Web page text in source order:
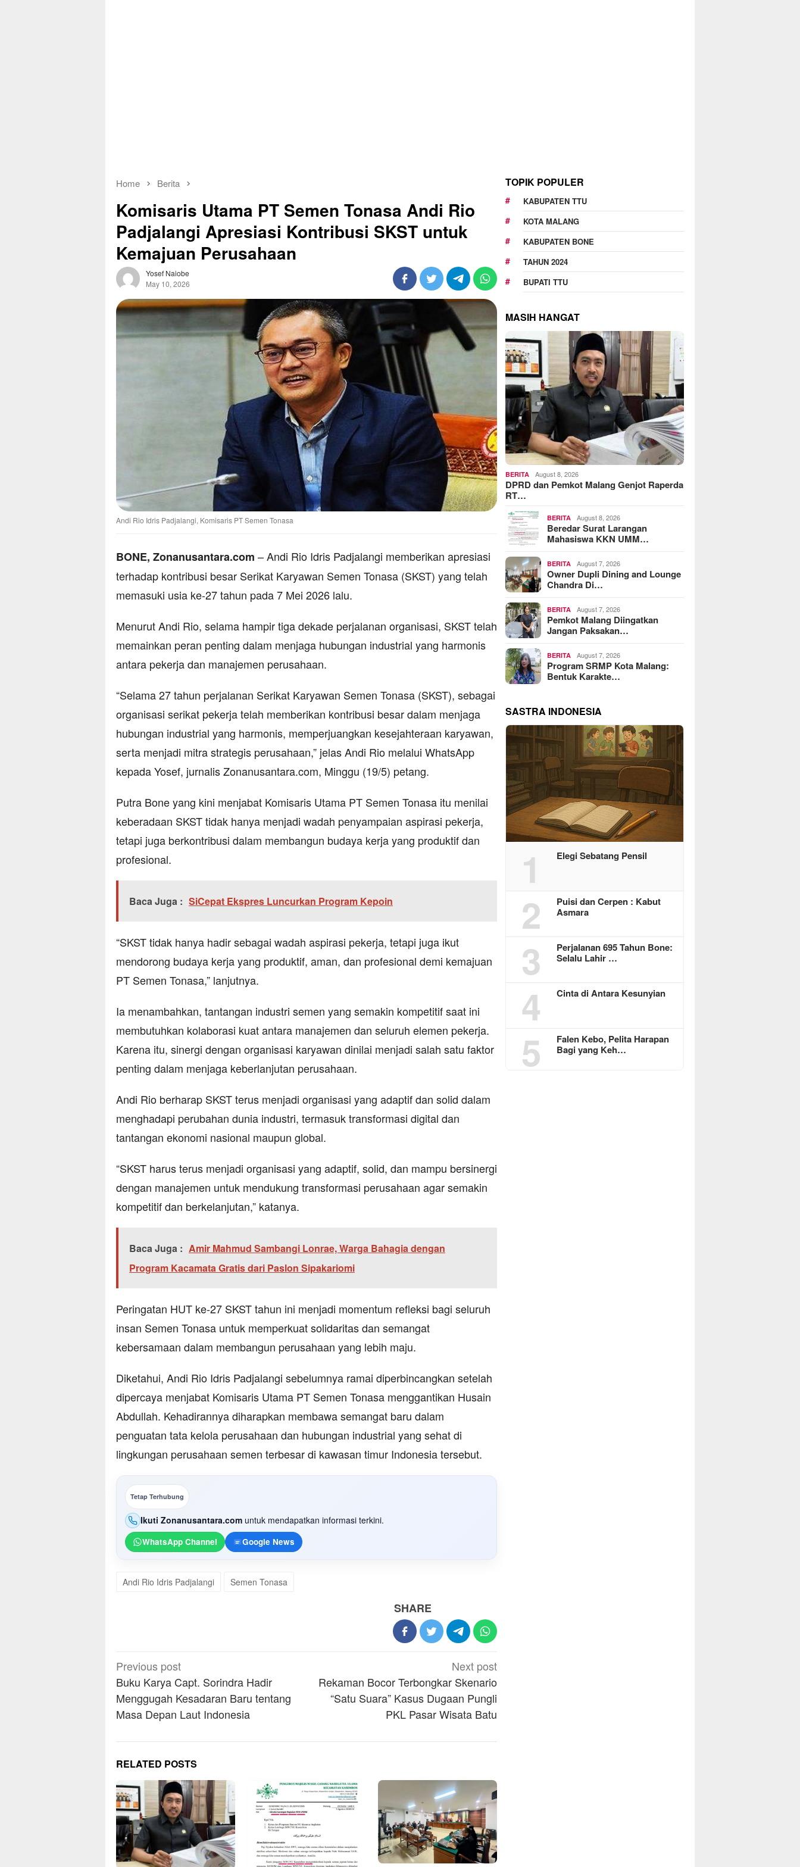
Home Berita
Komisaris Utama PT Semen Tonasa Andi Rio
Padjalangi Apresiasi Kontribusi SKST untuk
Kemajuan Perusahaan
Yosef Naiobe
May 10, 2026
Andi Rio Idris Padjalangi, Komisaris PT Semen Tonasa
BONE, Zonanusantara.com –Andi Rio Idris Padjalangi memberikan apresiasi
terhadap kontribusi besar Serikat Karyawan Semen Tonasa (SKST) yang telah
memasuki usia ke-27 tahun pada 7 Mei 2026 lalu.
Menurut Andi Rio, selama hampir tiga dekade perjalanan organisasi, SKST telah
memainkan peran penting dalam menjaga hubungan industrial yang harmonis
antara pekerja dan manajemen perusahaan.
“Selama 27 tahun perjalanan Serikat Karyawan Semen Tonasa (SKST), sebagai
organisasi serikat pekerja telah memberikan kontribusi besar dalam menjaga
hubungan industrial yang harmonis, memperjuangkan kesejahteraan karyawan,
serta menjadi mitra strategis perusahaan,” jelas Andi Rio melalui WhatsApp
kepada Yosef, jurnalis Zonanusantara.com, Minggu (19/5) petang.
Putra Bone yang kini menjabat Komisaris Utama PT Semen Tonasa itu menilai
keberadaan SKST tidak hanya menjadi wadah penyampaian aspirasi pekerja,
tetapi juga berkontribusi dalam membangun budaya kerja yang produktif dan
profesional.
Baca Juga : SiCepat Ekspres Luncurkan Program Kepoin
“SKST tidak hanya hadir sebagai wadah aspirasi pekerja, tetapi juga ikut
mendorong budaya kerja yang produktif, aman, dan profesional demi kemajuan
PT Semen Tonasa,” lanjutnya.
Ia menambahkan, tantangan industri semen yang semakin kompetitif saat ini
membutuhkan kolaborasi kuat antara manajemen dan seluruh elemen pekerja.
Karena itu, sinergi dengan organisasi karyawan dinilai menjadi salah satu faktor
penting dalam menjaga keberlanjutan perusahaan.
Andi Rio berharap SKST terus menjadi organisasi yang adaptif dan solid dalam
menghadapi perubahan dunia industri, termasuk transformasi digital dan
tantangan ekonomi nasional maupun global.
“SKST harus terus menjadi organisasi yang adaptif, solid, dan mampu bersinergi
dengan manajemen untuk mendukung transformasi perusahaan agar semakin
kompetitif dan berkelanjutan,” katanya.
Baca Juga : Amir Mahmud Sambangi Lonrae, Warga Bahagia dengan
Program Kacamata Gratis dari Paslon Sipakariomi
Peringatan HUT ke-27 SKST tahun ini menjadi momentum refleksi bagi seluruh
insan Semen Tonasa untuk memperkuat solidaritas dan semangat
kebersamaan dalam membangun perusahaan yang lebih maju.
Diketahui, Andi Rio Idris Padjalangi sebelumnya ramai diperbincangkan setelah
dipercaya menjabat Komisaris Utama PT Semen Tonasa menggantikan Husain
Abdullah. Kehadirannya diharapkan membawa semangat baru dalam
penguatan tata kelola perusahaan dan hubungan industrial yang sehat di
lingkungan perusahaan semen terbesar di kawasan timur Indonesia tersebut.
Tetap Terhubung
Ikuti Zonanusantara.com untuk mendapatkan informasi terkini.
WhatsApp Channel Google News
Andi Rio Idris Padjalangi Semen Tonasa
SHARE
Post
navigation
Previous post
Buku Karya Capt. Sorindra Hadir
Menggugah Kesadaran Baru tentang
Masa Depan Laut Indonesia
Next post
Rekaman Bocor Terbongkar Skenario
“Satu Suara” Kasus Dugaan Pungli
PKL Pasar Wisata Batu
RELATED POSTS
TOPIK POPULER
KABUPATEN TTU
KOTA MALANG
KABUPATEN BONE
TAHUN 2024
BUPATI TTU
MASIH HANGAT
BERITA August 8, 2026
DPRD dan Pemkot Malang Genjot Raperda
RT…
BERITA August 8, 2026
Beredar Surat Larangan
Mahasiswa KKN UMM…
BERITA August 7, 2026
Owner Dupli Dining and Lounge
Chandra Di…
BERITA August 7, 2026
Pemkot Malang Diingatkan
Jangan Paksakan…
BERITA August 7, 2026
Program SRMP Kota Malang:
Bentuk Karakte…
SASTRA INDONESIA
1 Elegi Sebatang Pensil
2
Puisi dan Cerpen : Kabut
Asmara
3
Perjalanan 695 Tahun Bone:
Selalu Lahir …
4 Cinta di Antara Kesunyian
5
Falen Kebo, Pelita Harapan
Bagi yang Keh…